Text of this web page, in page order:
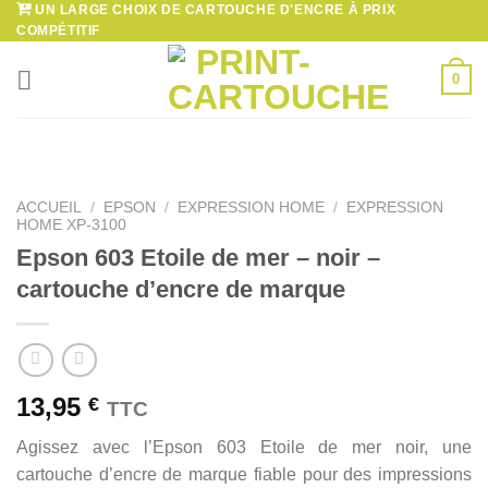
Passer
au
contenu
UN LARGE CHOIX DE CARTOUCHE D'ENCRE À PRIX
COMPÉTITIF
0
ACCUEIL / EPSON / EXPRESSION HOME /
EXPRESSION
HOME XP-3100
Epson 603 Etoile de mer – noir –
cartouche d’encre de marque
13,95 € TTC
Agissez avec l’Epson 603 Etoile de mer noir, une
cartouche d’encre de marque fiable pour des impressions